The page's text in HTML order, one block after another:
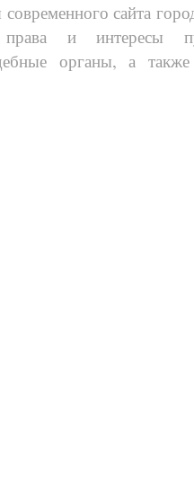
сайта
права и интересы
органы, а